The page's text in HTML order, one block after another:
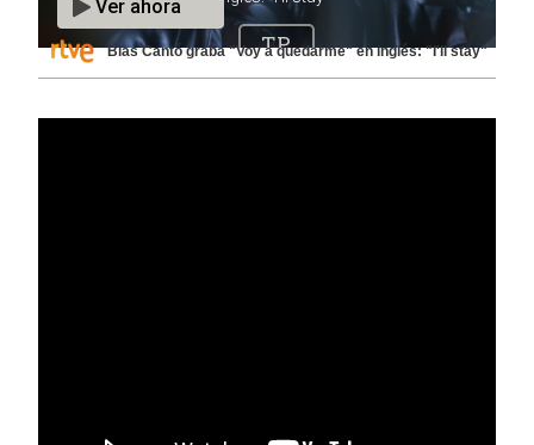
Blas Cantó graba "Voy a quedarme" en inglés: "I'll stay"